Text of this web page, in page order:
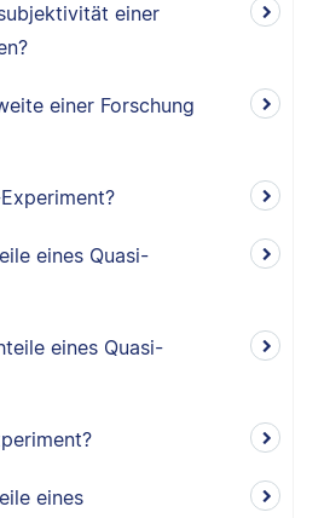
einer
einer Forschung
eines Quasi-
eines Quasi-
eines